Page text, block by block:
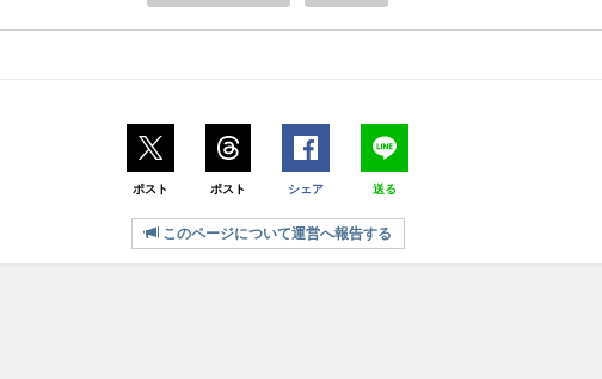
ポスト ポスト シェア 送る
このページについて運営へ報告する